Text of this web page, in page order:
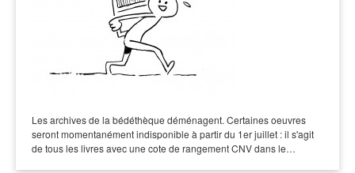
Les archives de la bédéthèque déménagent. Certaines oeuvres
seront momentanément indisponible à partir du 1er juillet : il s'agit
de tous les livres avec une cote de rangement CNV dans le…